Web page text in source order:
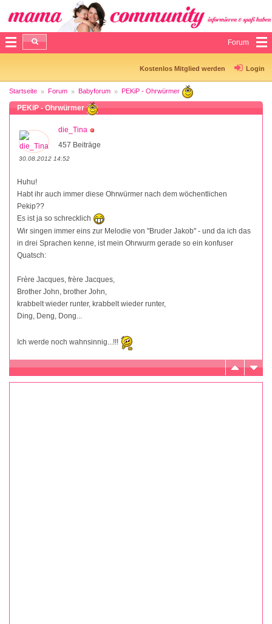
Forum
Kostenlos Mitglied werden Login
Startseite Forum Babyforum PEKiP - Ohrwürmer
PEKiP - Ohrwürmer
die_Tina
457 Beiträge
30.08.2012 14:52
Huhu!
Habt ihr auch immer diese Ohrwürmer nach dem wöchentlichen
Pekip??
Es ist ja so schrecklich
Wir singen immer eins zur Melodie von "Bruder Jakob" - und da ich das
in drei Sprachen kenne, ist mein Ohrwurm gerade so ein konfuser
Quatsch:
Frère Jacques, frère Jacques,
Brother John, brother John,
krabbelt wieder runter, krabbelt wieder runter,
Ding, Deng, Dong...
Ich werde noch wahnsinnig...!!!